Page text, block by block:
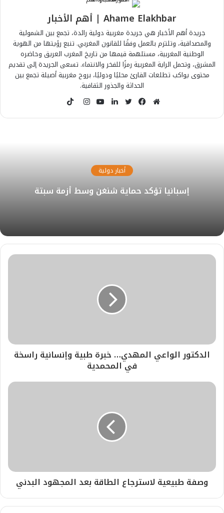
Ahame Elakhbar | أهم الأخبار
جريدة أهم الأخبار هي جريدة مغربية دولية رائدة، تجمع بين الشمولية
والمصداقية، وتلتزم بالعمل وفقًا للقانون المغربي. تنبع رؤيتها من الهوية
الوطنية المغربية، مستلهمة قيمها من تاريخ المغرب العريق وحاضره
المشرق، وتحمل الراية المغربية رمزًا للفخر والانتماء. تسعى الجريدة إلى تقديم
محتوى يواكب تطلعات القارئ محليًا ودوليًا، بروح مغربية أصيلة تجمع بين
الحداثة والجذور الثقافية.
م
و
ف
ت
ر
ل
د
إ
ن
ي
و
ب
ا
ا
أخبار دولية
إسبانيا تؤكد حماية شنغن وسط أزمة سبتة
الدكتور الواعي المهدي… خبرة طبية وإنسانية راسخة
في المحمدية
وصفة طبيعية لاسترجاع الطاقة بعد المجهود البدني